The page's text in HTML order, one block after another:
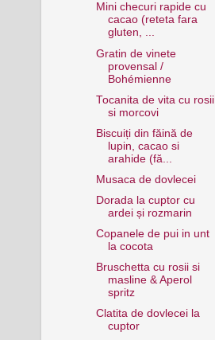
Mini checuri rapide cu
cacao (reteta fara
gluten, ...
Gratin de vinete
provensal /
Bohémienne
Tocanita de vita cu rosii
si morcovi
Biscuiți din făină de
lupin, cacao si
arahide (fă...
Musaca de dovlecei
Dorada la cuptor cu
ardei și rozmarin
Copanele de pui in unt
la cocota
Bruschetta cu rosii si
masline & Aperol
spritz
Clatita de dovlecei la
cuptor